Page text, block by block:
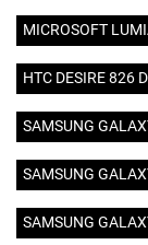
MICROSOFT
HTC DESIRE 826
SAMSUNG
SAMSUNG
SAMSUNG